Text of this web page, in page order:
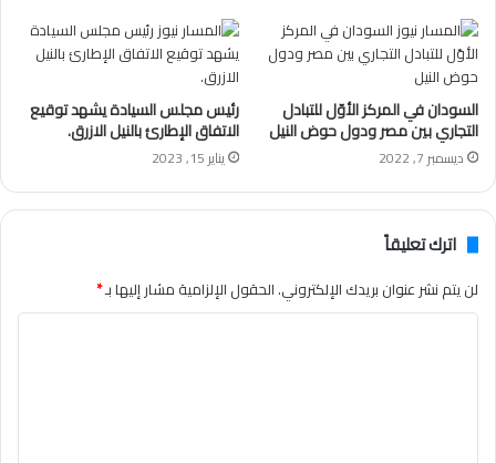
السودان في المركز الأوّل للتبادل
التجاري بين مصر ودول حوض النيل
ديسمبر 7, 2022
رئيس مجلس السيادة يشهد توقيع
الاتفاق الإطارئ بالنيل الازرق.
يناير 15, 2023
اترك تعليقاً
لن يتم نشر عنوان بريدك الإلكتروني.الحقول الإلزامية مشار إليها بـ*